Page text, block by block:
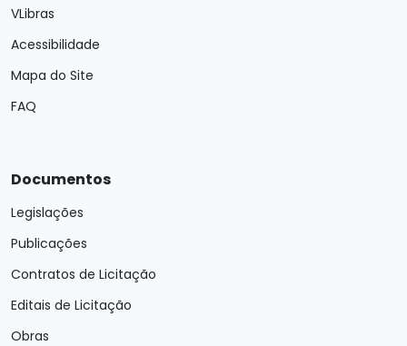
VLibras
Acessibilidade
Mapa do Site
FAQ
Documentos
Legislações
Publicações
Contratos de Licitação
Editais de Licitação
Obras